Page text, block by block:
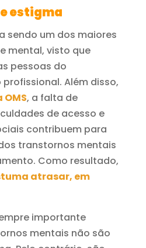
e estigma
sendo um dos maiores
mental, visto que
pessoas do
Além disso,
, a falta de
de acesso e
contribuem para
transtornos mentais
Como resultado,
atrasar, em
importante
mentais não são